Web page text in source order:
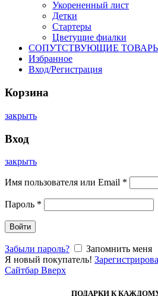
Укорененный лист
Детки
Стартеры
Цветущие фиалки
СОПУТСТВУЮЩИЕ
Избранное
Вход/Регистрация
Корзина
закрыть
Вход
закрыть
Имя пользователя или Email *
Пароль *
Войти
Забыли пароль?
Запомнить меня
Я новый покупатель!
Сайтбар Вверх
ПОДАРКИ К